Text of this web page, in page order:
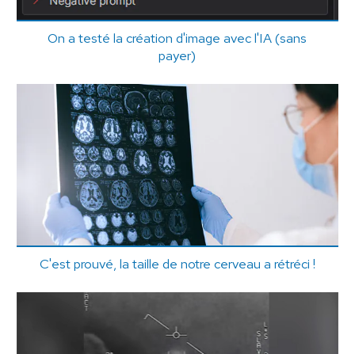
On a testé la création d'image avec l'IA (sans
payer)
C'est prouvé, la taille de notre cerveau a rétréci !